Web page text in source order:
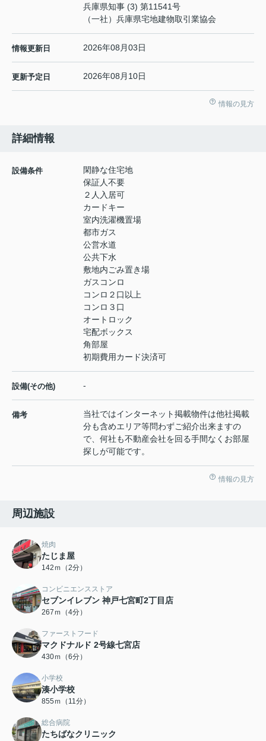
兵庫県知事 (3) 第11541号
（一社）兵庫県宅地建物取引業協会
情報更新日 2026年08月03日
更新予定日 2026年08月10日
情報の見方
詳細情報
設備条件
閑静な住宅地
保証人不要
２人入居可
カードキー
室内洗濯機置場
都市ガス
公営水道
公共下水
敷地内ごみ置き場
ガスコンロ
コンロ２口以上
コンロ３口
オートロック
宅配ボックス
角部屋
初期費用カード決済可
設備(その他) -
備考
当社ではインターネット掲載物件は他社掲載
分も含めエリア等問わずご紹介出来ますの
で、何社も不動産会社を回る手間なくお部屋
探しが可能です。
情報の見方
周辺施設
焼肉
たじま屋
142ｍ（2分）
コンビニエンスストア
セブンイレブン 神戸七宮町2丁目店
267ｍ（4分）
ファーストフード
マクドナルド 2号線七宮店
430ｍ（6分）
小学校
湊小学校
855ｍ（11分）
総合病院
たちばなクリニック